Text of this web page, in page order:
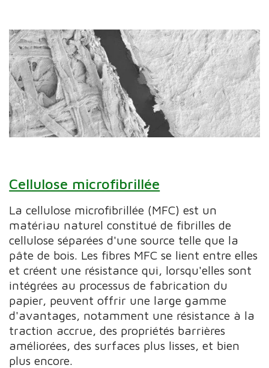
Cellulose microfibrillée
La cellulose microfibrillée (MFC) est un
matériau naturel constitué de fibrilles de
cellulose séparées d'une source telle que la
pâte de bois. Les fibres MFC se lient entre elles
et créent une résistance qui, lorsqu'elles sont
intégrées au processus de fabrication du
papier, peuvent offrir une large gamme
d'avantages, notamment une résistance à la
traction accrue, des propriétés barrières
améliorées, des surfaces plus lisses, et bien
plus encore.